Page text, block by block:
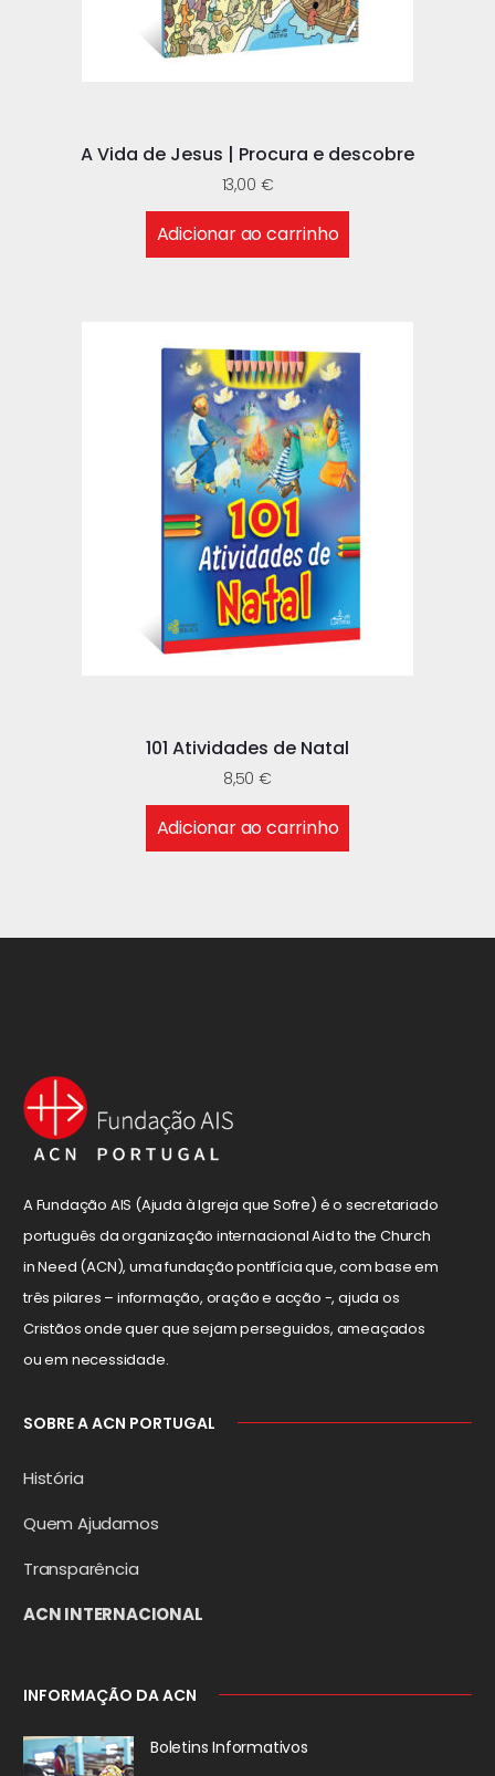
A Vida de Jesus | Procura e descobre
13,00 €
Adicionar ao carrinho
101 Atividades de Natal
8,50€
Adicionar ao carrinho
A Fundação AIS (Ajuda à Igreja que Sofre) é o secretariado
português da organização internacional Aid to the Church
in Need (ACN), uma fundação pontifícia que, com base em
três pilares – informação, oração e acção -, ajuda os
Cristãos onde quer que sejam perseguidos, ameaçados
ou em necessidade.
SOBRE A ACN PORTUGAL
História
Quem Ajudamos
Transparência
ACN INTERNACIONAL
INFORMAÇÃO DA ACN
Boletins Informativos